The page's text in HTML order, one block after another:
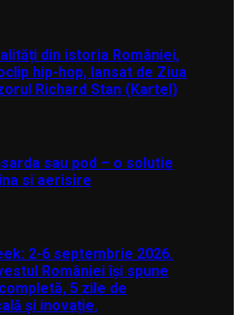
din istoria României,
hip-hop, lansat de Ziua
Richard Stan (Kartel)
sau pod – o solutie
si aerisire
2-6 septembrie 2026.
României își spune
5 zile de
și inovație.